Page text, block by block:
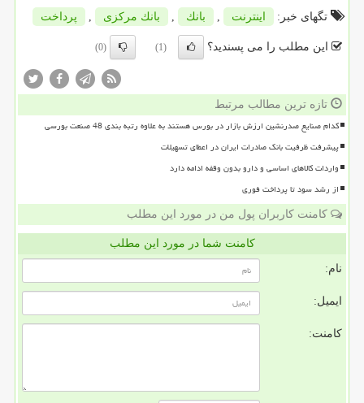
تگهای خبر:
اینترنت , بانك , بانك مركزی , پرداخت
این مطلب را می پسندید؟ (1)
(0)
تازه ترین مطالب مرتبط
کدام صنایع صدرنشین ارزش بازار در بورس هستند به علاوه رتبه بندی 48 صنعت بورسی
پیشرفت ظرفیت بانک صادرات ایران در اعطای تسهیلات
واردات کالاهای اساسی و دارو بدون وقفه ادامه دارد
از رشد سود تا پرداخت فوری
کامنت کاربران پول من در مورد این مطلب
کامنت شما در مورد این مطلب
نام:
ایمیل:
کامنت: